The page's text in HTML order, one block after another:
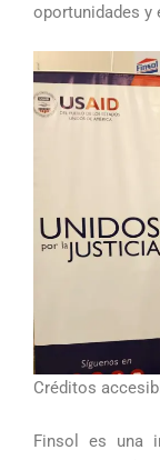
oportunidades y
Créditos
Finsol es una